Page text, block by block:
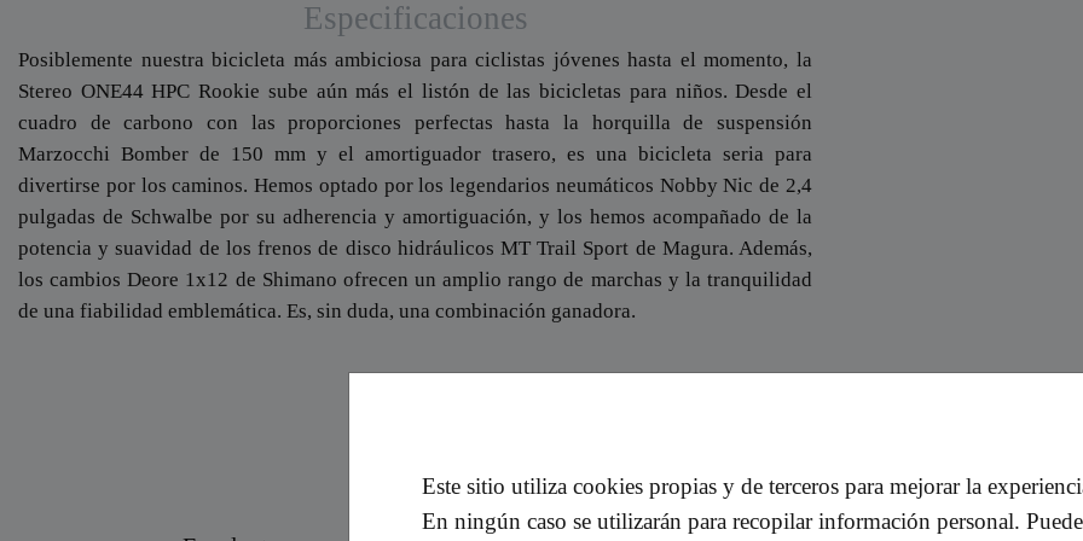
Especificaciones
Posiblemente nuestra bicicleta más ambiciosa para ciclistas jóvenes hasta el momento, la
Stereo ONE44 HPC Rookie sube aún más el listón de las bicicletas para niños. Desde el
cuadro de carbono con las proporciones perfectas hasta la horquilla de suspensión
Marzocchi Bomber de 150 mm y el amortiguador trasero, es una bicicleta seria para
divertirse por los caminos. Hemos optado por los legendarios neumáticos Nobby Nic de 2,4
pulgadas de Schwalbe por su adherencia y amortiguación, y los hemos acompañado de la
potencia y suavidad de los frenos de disco hidráulicos MT Trail Sport de Magura. Además,
los cambios Deore 1x12 de Shimano ofrecen un amplio rango de marchas y la tranquilidad
de una fiabilidad emblemática. Es, sin duda, una combinación ganadora.
Aarón Genís
Este sitio utiliza cookies propias y de terceros para mejorar la
En ningún caso se utilizarán para recopilar información personal.